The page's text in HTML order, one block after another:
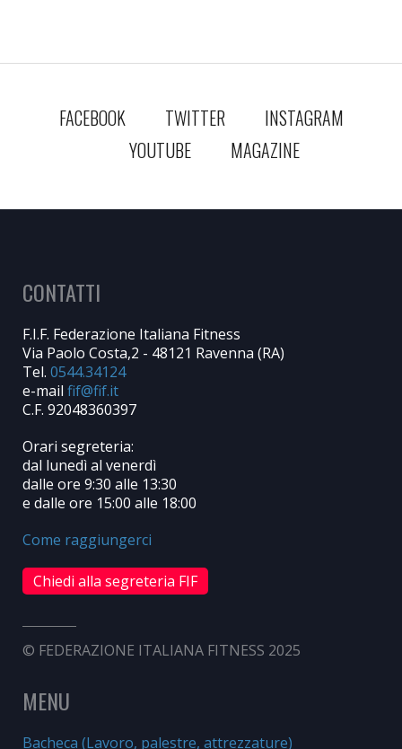
FACEBOOK TWITTER
INSTAGRAM
YOUTUBE
MAGAZINE
CONTATTI
F.I.F. Federazione Italiana Fitness
Via Paolo Costa,2 - 48121 Ravenna (RA)
Tel. 0544.34124
e-mail
C.F. 92048360397
Orari segreteria:
dal lunedì al venerdì
dalle ore 9:30 alle 13:30
e dalle ore 15:00 alle 18:00
Come raggiungerci
Chiedi alla segreteria FIF
© FEDERAZIONE ITALIANA FITNESS 2025
MENU
Bacheca (Lavoro, palestre, attrezzature)